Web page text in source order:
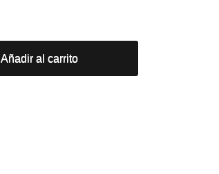
Añadir al carrito